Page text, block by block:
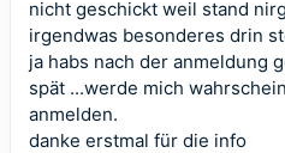
nicht geschickt weil stand
irgendwas besonderes drin
ja habs nach der anmeldung
spät ...werde mich
anmelden.
danke erstmal für die info